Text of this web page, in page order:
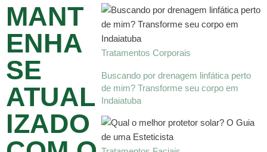
MANT
ENHA
SE
ATUAL
IZADO
Tratamentos Corporais
Buscando por drenagem linfática perto
de mim? Transforme seu corpo em
Indaiatuba